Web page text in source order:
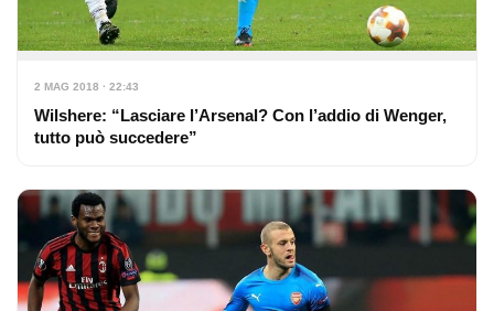
2 MAG 2018 · 22:43
Wilshere: “Lasciare l’Arsenal? Con l’addio di Wenger,
tutto può succedere”